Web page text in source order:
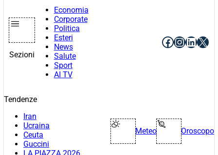
Sezioni
Economia
Corporate
Politica
Esteri
News
Salute
Sport
AI TV
Facebook
X
Tendenze
Iran
Ucraina
Ceuta
Guccini
Meteo Oroscopo